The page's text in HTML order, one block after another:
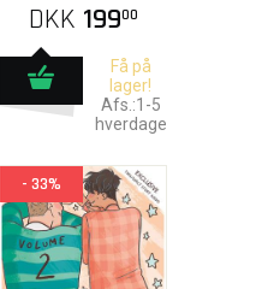
DKK 19900
Få på
lager!
Afs.:1-5
hverdage
- 33%